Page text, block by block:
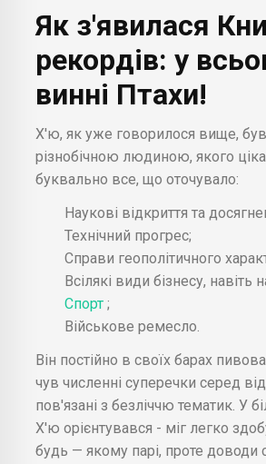
Як з'явилася
рекордів: у
винні Птахи!
Х'ю, як уже говорилося вище,
різнобічною людиною, якого
буквально все, що оточувало:
Наукові відкриття та
Технічний прогрес;
Справи геополітичного
Всілякі види бізнесу, навіть
Спорт ;
Військове ремесло.
Він постійно в своїх барах
чув численні суперечки серед
пов'язані з безліччю тематик. У
Х'ю орієнтувався - міг легко
будь — якому парі, проте доводи